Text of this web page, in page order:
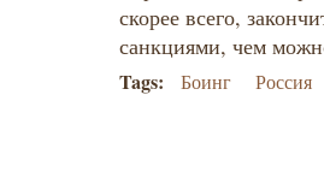
скорее всего,
санкциями, чем
Tags: Боинг Россия